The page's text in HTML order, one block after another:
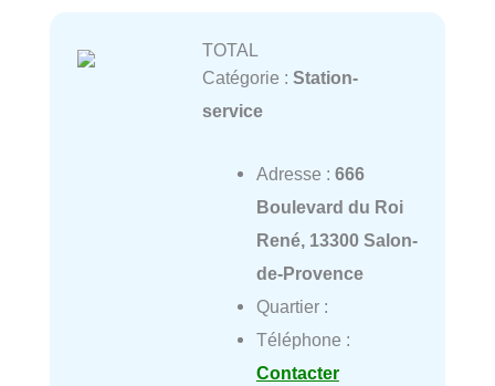
TOTAL
Catégorie : Station-
service
Adresse : 666
Boulevard du Roi
René, 13300 Salon-
de-Provence
Quartier :
Téléphone :
Contacter